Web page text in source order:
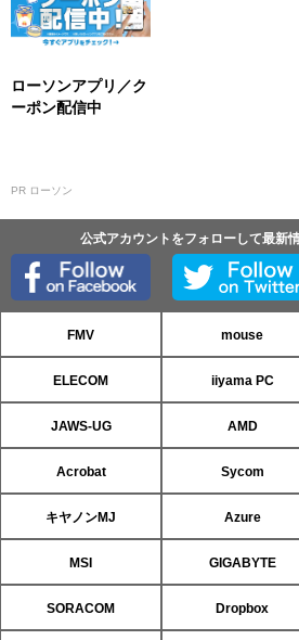
ローソンアプリ／ク
ーポン配信中
PR ローソン
公式アカウントをフォローして最新
FMV mouse
ELECOM iiyama PC
JAWS-UG AMD
Acrobat Sycom
キヤノンMJ Azure
MSI GIGABYTE
SORACOM Dropbox